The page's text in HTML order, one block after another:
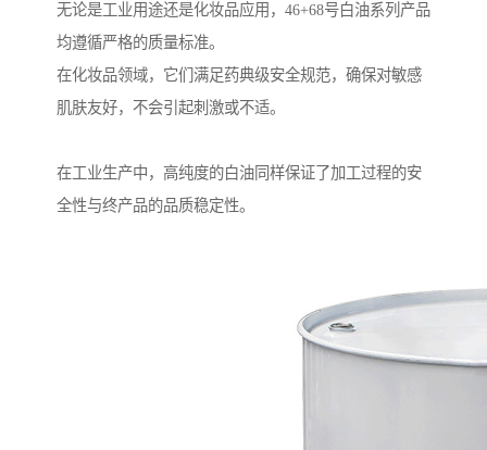
无论是工业用途还是化妆品应用，46+68号白油系列产品
均遵循严格的质量标准。
在化妆品领域，它们满足药典级安全规范，确保对敏感
肌肤友好，不会引起刺激或不适。
在工业生产中，高纯度的白油同样保证了加工过程的安
全性与终产品的品质稳定性。